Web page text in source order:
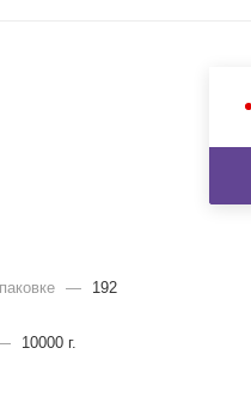
—
192
10000 г.